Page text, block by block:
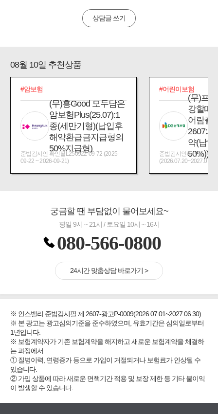
상담글 쓰기
08월 10일 추천상품
#암보험
(무)흥Good 모두담은
암보험Plus(25.07):1
종(세만기형)(납입후
해약환급금지급형의
50%지급형)
준법감시인 확인필L250922-09-72 (2025-
09-22 ~ 2026-09-21)
#어린이보험
(무)프
강할때
어람플
2607:
약(납입
50%))
준법감시인확인필_제
궁금할 땐 부담없이 물어보세요~
평일 9시 ~ 21시 / 토요일 10시 ~ 16시
080-566-0800
24시간 맞춤상담 바로가기 >
※ 인스밸리 준법감시필 제 2607-광고P-0009(2026.07.01~2027.06.30)
※ 본 광고는 광고심의기준을 준수하였으며, 유효기간은 심의일로부터
1년입니다.
※ 보험계약자가 기존 보험계약을 해지하고 새로운 보험계약을 체결하
는 과정에서
① 질병이력, 연령증가 등으로 가입이 거절되거나 보험료가 인상될 수
있습니다.
② 가입 상품에 따라 새로운 면책기간 적용 및 보장 제한 등 기타 불이익
이 발생할 수 있습니다.